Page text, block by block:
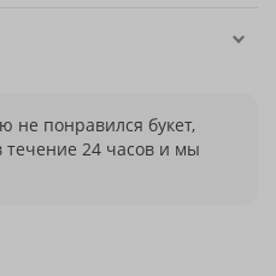
не понравился букет,
24 часов и мы